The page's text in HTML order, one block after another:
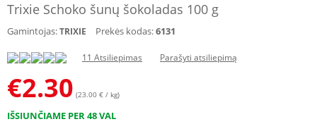
Trixie Schoko šunų šokoladas 100 g
Gamintojas:TRIXIE Prekės kodas:6131
11 Atsiliepimas Parašyti atsiliepimą
€2.30 (23.00 € / kg)
IŠSIUNČIAME PER 48 VAL